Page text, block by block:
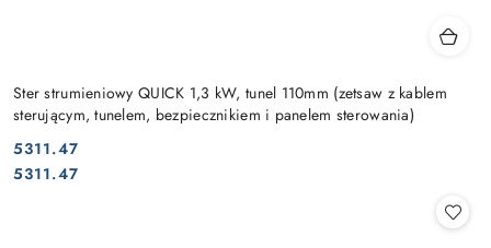
Ster strumieniowy QUICK 1,3 kW, tunel 110mm (zetsaw z kablem
sterującym, tunelem, bezpiecznikiem i panelem sterowania)
Cena:
5311.47
Cena:
5311.47